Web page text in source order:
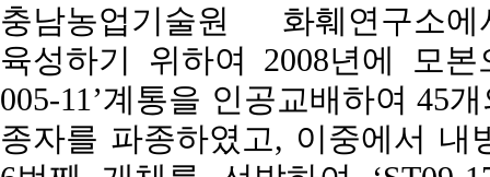
충남농업기술원 화훼연구소
육성하기 위하여 2008년에 모본
005-11’계통을 인공교배하여 45
종자를 파종하였고, 이중에서